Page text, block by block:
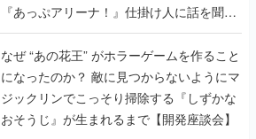
『あっぷアリーナ！』仕掛け人に話を聞い
てみた
なぜ “あの花王” がホラーゲームを作ること
になったのか？ 敵に見つからないようにマ
ジックリンでこっそり掃除する『しずかな
おそうじ』が生まれるまで【開発座談会】